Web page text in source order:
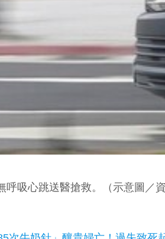
吸心跳送醫搶救。（示意圖／資